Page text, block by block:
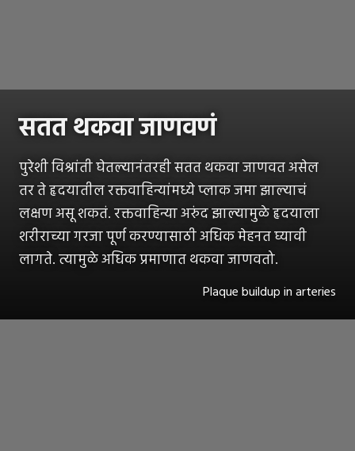
सतत थकवा जाणवणं
पुरेशी विश्रांती घेतल्यानंतरही सतत थकवा जाणवत असेल
तर ते हृदयातील रक्तवाहिन्यांमध्ये प्लाक जमा झाल्याचं
लक्षण असू शकतं. रक्तवाहिन्या अरुंद झाल्यामुळे हृदयाला
शरीराच्या गरजा पूर्ण करण्यासाठी अधिक मेहनत घ्यावी
लागते. त्यामुळे अधिक प्रमाणात थकवा जाणवतो.
Plaque buildup in arteries